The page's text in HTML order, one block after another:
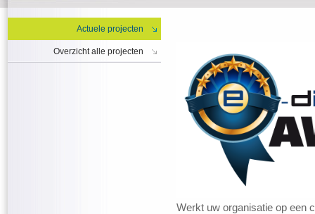
Actuele projecten
Overzicht alle projecten
Werkt uw organisatie op een